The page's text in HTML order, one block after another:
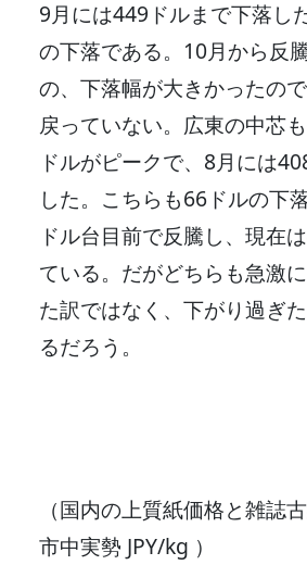
9月には449ドルまで下落し
の下落である。10月から反
の、下落幅が大きかったの
戻っていない。広東の中芯
ドルがピークで、8月には
した。こちらも66ドルの下
ドル台目前で反騰し、現在
ている。だがどちらも急激
た訳ではなく、下がり過ぎ
るだろう。
（国内の上質紙価格と雑誌
市中実勢 JPY/kg ）